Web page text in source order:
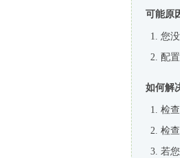
可能原
您
配
如何解
检
检
若